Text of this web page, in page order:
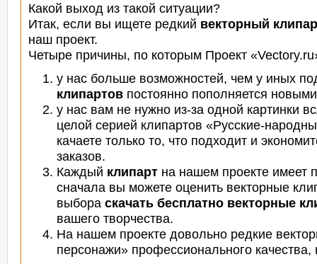
Какой выход из такой ситуации?
Итак, если вы ищете редкий векторный
наш проект.
Четыре причины, по которым Проект
у нас больше возможностей, чем у иных
клипартов постоянно пополняется
у нас вам не нужно из-за одной картинки
целой серией клипартов «Русские-
качаете только то, что подходит и
заказов.
Каждый клипарт на нашем проекте имеет
сначала вы можете оценить векторные
выбора скачать бесплатно векторные
вашего творчества.
На нашем проекте довольно редкие
персонажи» профессионального